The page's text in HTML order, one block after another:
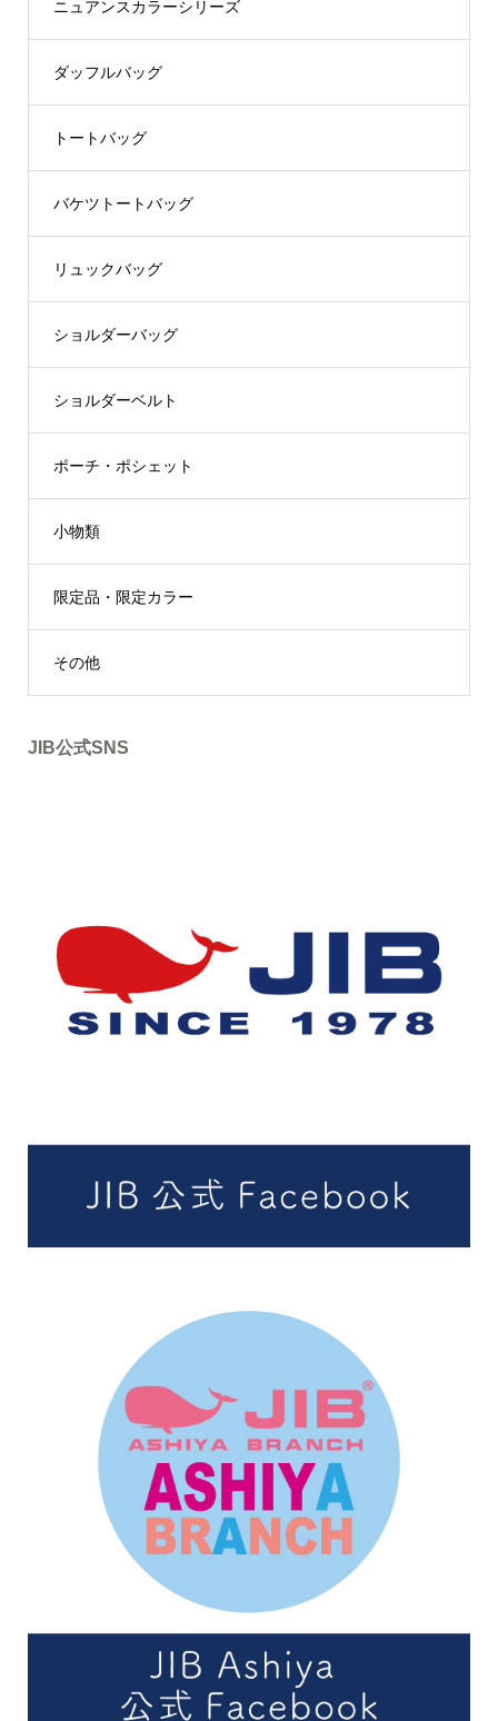
ニュアンスカラーシリーズ
ダッフルバッグ
トートバッグ
バケツトートバッグ
リュックバッグ
ショルダーバッグ
ショルダーベルト
ポーチ・ポシェット
小物類
限定品・限定カラー
その他
JIB公式SNS